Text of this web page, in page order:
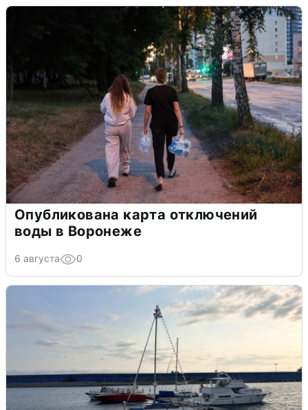
Опубликована карта отключений
воды в Воронеже
6 августа 0